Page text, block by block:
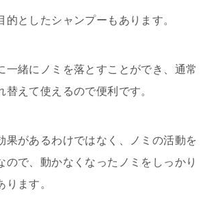
的としたシャンプーもあります。
一緒にノミを落とすことができ、通常
替えて使えるので便利です。
果があるわけではなく、ノミの活動を
ので、動かなくなったノミをしっかり
ります。